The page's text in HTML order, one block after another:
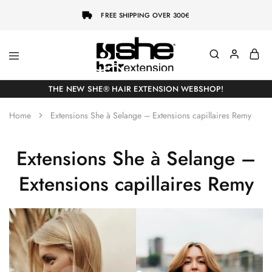
FREE SHIPPING OVER 300€
She-
Hairextensions
Socap
Premium
Hair
THE NEW SHE® HAIR EXTENSION WEBSHOP!
Home Extensions She à Selange – Extensions capillaires Remy
Extensions She à Selange –
Extensions capillaires Remy